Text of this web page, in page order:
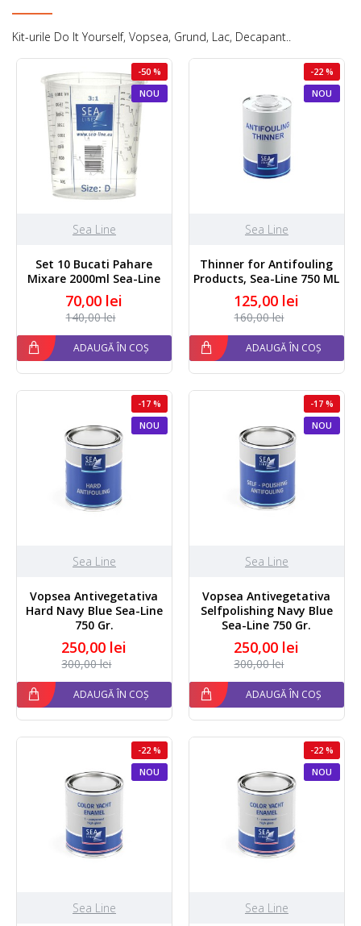
Kit-urile Do It Yourself, Vopsea, Grund, Lac, Decapant..
NOU
-50 %
Sea Line
Set 10 Bucati Pahare
Mixare 2000ml Sea-Line
70,00 lei
140,00 lei
ADAUGĂ ÎN COȘ
NOU
-22 %
Sea Line
Thinner for Antifouling
Products, Sea-Line 750 ML
125,00 lei
160,00 lei
ADAUGĂ ÎN COȘ
NOU
-17 %
Sea Line
Vopsea Antivegetativa
Hard Navy Blue Sea-Line
750 Gr.
250,00 lei
300,00 lei
ADAUGĂ ÎN COȘ
NOU
-17 %
Sea Line
Vopsea Antivegetativa
Selfpolishing Navy Blue
Sea-Line 750 Gr.
250,00 lei
300,00 lei
ADAUGĂ ÎN COȘ
NOU
-22 %
Sea Line
NOU
-22 %
Sea Line